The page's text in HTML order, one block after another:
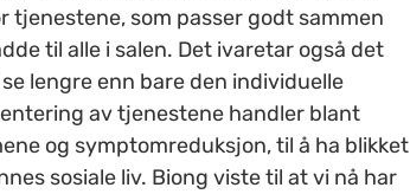
som passer godt sammen
til alle i salen. Det ivaretar også det
lengre enn bare den individuelle
av tjenestene handler blant
og symptomreduksjon, til å ha blikket
sosiale liv. Biong viste til at vi nå har